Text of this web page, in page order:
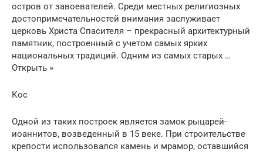
остров от завоевателей. Среди местных религиозных
достопримечательностей внимания заслуживает
церковь Христа Спасителя – прекрасный архитектурный
памятник, построенный с учетом самых ярких
национальных традиций. Одним из самых старых …
Открыть »
Кос
Одной из таких построек является замок рыцарей-
иоаннитов, возведенный в 15 веке. При строительстве
крепости использовался камень и мрамор, оставшийся